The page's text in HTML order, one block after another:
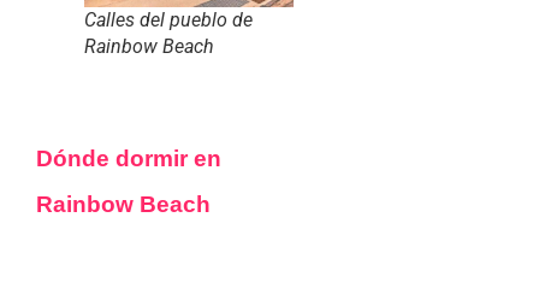
Calles del pueblo de
Rainbow Beach
Dónde dormir en
Rainbow Beach